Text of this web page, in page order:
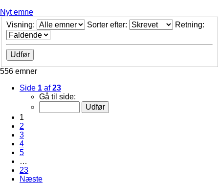
Nyt emne
Visning:
Sorter efter: Retning:
556 emner
Side 1 af23
Gå til side:
1
2
3
4
5
…
23
Næste